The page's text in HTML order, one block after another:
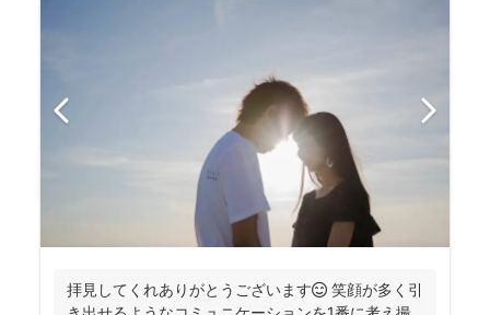
拝見してくれありがとうございます😊 笑顔が多く引